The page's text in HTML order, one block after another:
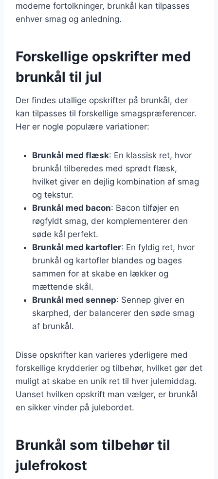
moderne fortolkninger, brunkål kan tilpasses
enhver smag og anledning.
Forskellige opskrifter med
brunkål til jul
Der findes utallige opskrifter på brunkål, der
kan tilpasses til forskellige smagspræferencer.
Her er nogle populære variationer:
Brunkål med flæsk: En klassisk ret, hvor
brunkål tilberedes med sprødt flæsk,
hvilket giver en dejlig kombination af smag
og tekstur.
Brunkål med bacon: Bacon tilføjer en
røgfyldt smag, der komplementerer den
søde kål perfekt.
Brunkål med kartofler: En fyldig ret, hvor
brunkål og kartofler blandes og bages
sammen for at skabe en lækker og
mættende skål.
Brunkål med sennep: Sennep giver en
skarphed, der balancerer den søde smag
af brunkål.
Disse opskrifter kan varieres yderligere med
forskellige krydderier og tilbehør, hvilket gør det
muligt at skabe en unik ret til hver julemiddag.
Uanset hvilken opskrift man vælger, er brunkål
en sikker vinder på julebordet.
Brunkål som tilbehør til
julefrokost